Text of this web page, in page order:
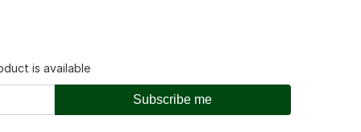
is available
Subscribe me